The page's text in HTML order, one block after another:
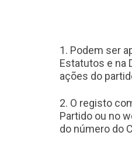
1. Podem ser
Estatutos e na
ações do
2. O registo
Partido ou no
do número do